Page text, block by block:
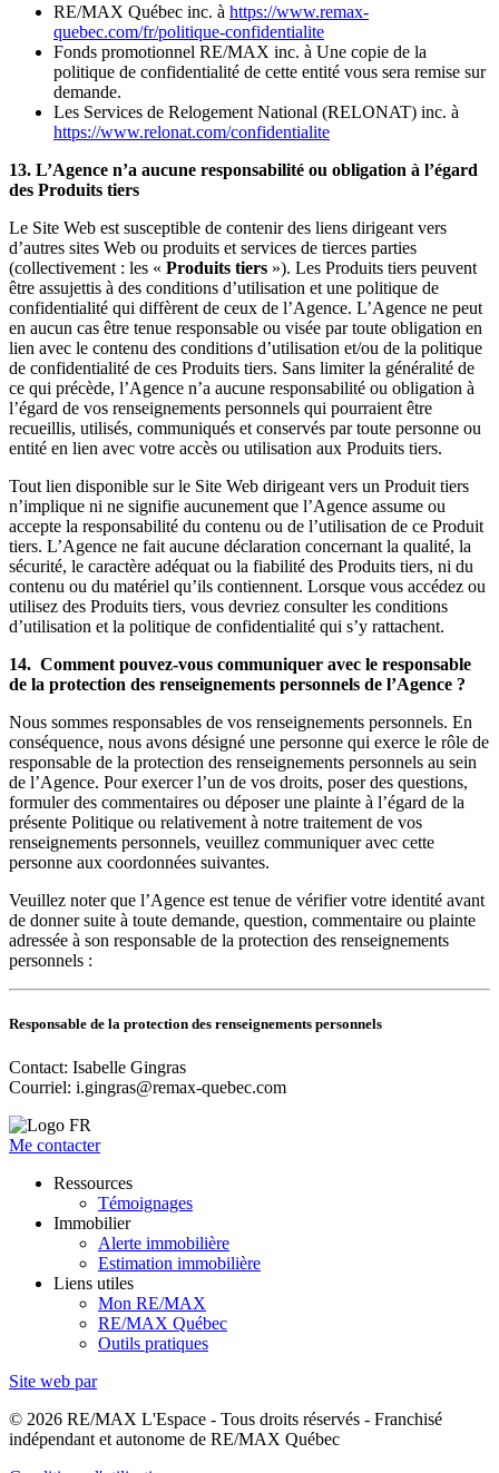
RE/MAX Québec inc. à https://www.remax-
quebec.com/fr/politique-confidentialite
Fonds promotionnel RE/MAX inc. à Une copie de la
politique de confidentialité de cette entité vous sera remise sur
demande.
Les Services de Relogement National (RELONAT) inc. à
https://www.relonat.com/confidentialite
13. L’Agence n’a aucune responsabilité ou obligation à l’égard
des Produits tiers
Le Site Web est susceptible de contenir des liens dirigeant vers
d’autres sites Web ou produits et services de tierces parties
(collectivement : les « Produits tiers »). Les Produits tiers peuvent
être assujettis à des conditions d’utilisation et une politique de
confidentialité qui diffèrent de ceux de l’Agence. L’Agence ne peut
en aucun cas être tenue responsable ou visée par toute obligation en
lien avec le contenu des conditions d’utilisation et/ou de la politique
de confidentialité de ces Produits tiers. Sans limiter la généralité de
ce qui précède, l’Agence n’a aucune responsabilité ou obligation à
l’égard de vos renseignements personnels qui pourraient être
recueillis, utilisés, communiqués et conservés par toute personne ou
entité en lien avec votre accès ou utilisation aux Produits tiers.
Tout lien disponible sur le Site Web dirigeant vers un Produit tiers
n’implique ni ne signifie aucunement que l’Agence assume ou
accepte la responsabilité du contenu ou de l’utilisation de ce Produit
tiers. L’Agence ne fait aucune déclaration concernant la qualité, la
sécurité, le caractère adéquat ou la fiabilité des Produits tiers, ni du
contenu ou du matériel qu’ils contiennent. Lorsque vous accédez ou
utilisez des Produits tiers, vous devriez consulter les conditions
d’utilisation et la politique de confidentialité qui s’y rattachent.
14. Comment pouvez-vous communiquer avec le responsable
de la protection des renseignements personnels de l’Agence ?
Nous sommes responsables de vos renseignements personnels. En
conséquence, nous avons désigné une personne qui exerce le rôle de
responsable de la protection des renseignements personnels au sein
de l’Agence. Pour exercer l’un de vos droits, poser des questions,
formuler des commentaires ou déposer une plainte à l’égard de la
présente Politique ou relativement à notre traitement de vos
renseignements personnels, veuillez communiquer avec cette
personne aux coordonnées suivantes.
Veuillez noter que l’Agence est tenue de vérifier votre identité avant
de donner suite à toute demande, question, commentaire ou plainte
adressée à son responsable de la protection des renseignements
personnels :
Responsable de la protection des renseignements personnels
Contact: Isabelle Gingras
Courriel: i.gingras@remax-quebec.com
Me contacter
Ressources
Témoignages
Immobilier
Alerte immobilière
Estimation immobilière
Liens utiles
Mon RE/MAX
RE/MAX Québec
Outils pratiques
Site web par
© 2026 RE/MAX L'Espace - Tous droits réservés - Franchisé
indépendant et autonome de RE/MAX Québec